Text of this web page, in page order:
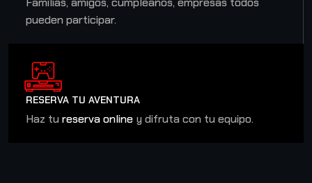
pueden participar.
RESERVA TU AVENTURA
Haz tureserva online y difruta con tu equipo.